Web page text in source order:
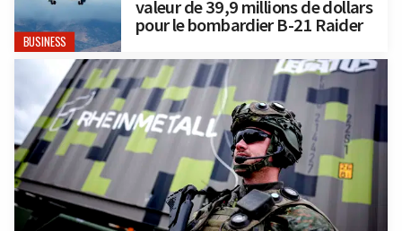
BUSINESS
valeur de 39,9 millions de dollars
pour le bombardier B-21 Raider